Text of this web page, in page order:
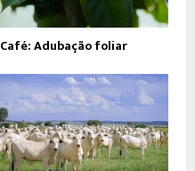
Café: Adubação foliar